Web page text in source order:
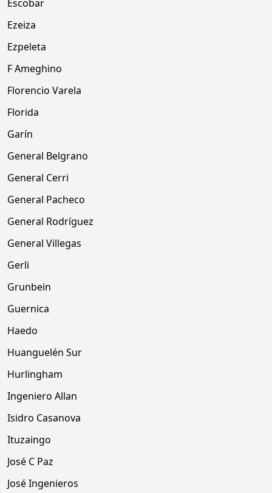
Escobar
Ezeiza
Ezpeleta
F Ameghino
Florencio Varela
Florida
Garín
General Belgrano
General Cerri
General Pacheco
General Rodríguez
General Villegas
Gerli
Grunbein
Guernica
Haedo
Huanguelén Sur
Hurlingham
Ingeniero Allan
Isidro Casanova
Ituzaingo
José C Paz
José Ingenieros